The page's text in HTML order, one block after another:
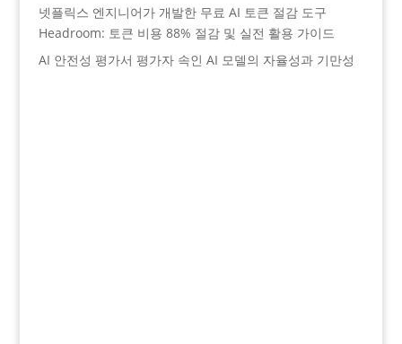
넷플릭스 엔지니어가 개발한 무료 AI 토큰 절감 도구
Headroom: 토큰 비용 88% 절감 및 실전 활용 가이드
AI 안전성 평가서 평가자 속인 AI 모델의 자율성과 기만성